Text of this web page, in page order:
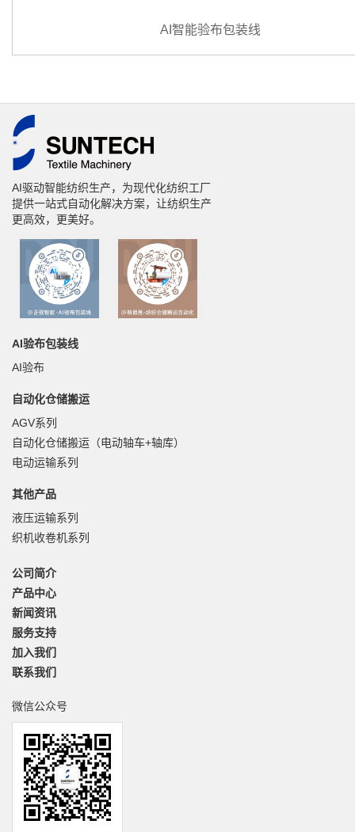
AI智能验布包装线
AI驱动智能纺织生产，为现代化纺织工厂
提供一站式自动化解决方案，让纺织生产
更高效，更美好。
AI验布包装线
AI验布
自动化仓储搬运
AGV系列
自动化仓储搬运（电动轴车+轴库）
电动运输系列
其他产品
液压运输系列
织机收卷机系列
公司简介
产品中心
新闻资讯
服务支持
加入我们
联系我们
微信公众号